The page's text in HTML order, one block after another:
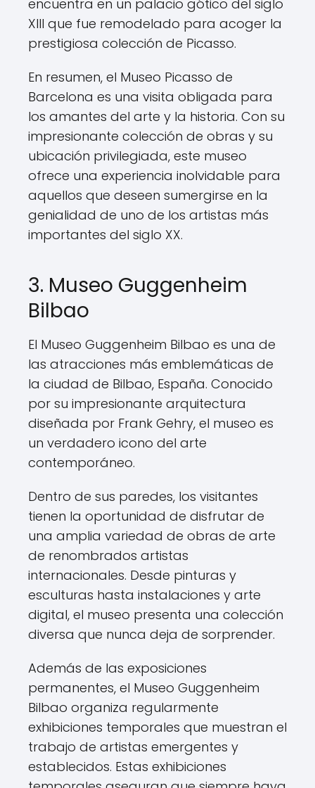
encuentra en un palacio gótico del siglo
XIII que fue remodelado para acoger la
prestigiosa colección de Picasso.
En resumen, el Museo Picasso de
Barcelona es una visita obligada para
los amantes del arte y la historia. Con su
impresionante colección de obras y su
ubicación privilegiada, este museo
ofrece una experiencia inolvidable para
aquellos que deseen sumergirse en la
genialidad de uno de los artistas más
importantes del siglo XX.
3. Museo Guggenheim
Bilbao
El Museo Guggenheim Bilbao es una de
las atracciones más emblemáticas de
la ciudad de Bilbao, España. Conocido
por su impresionante arquitectura
diseñada por Frank Gehry, el museo es
un verdadero icono del arte
contemporáneo.
Dentro de sus paredes, los visitantes
tienen la oportunidad de disfrutar de
una amplia variedad de obras de arte
de renombrados artistas
internacionales. Desde pinturas y
esculturas hasta instalaciones y arte
digital, el museo presenta una colección
diversa que nunca deja de sorprender.
Además de las exposiciones
permanentes, el Museo Guggenheim
Bilbao organiza regularmente
exhibiciones temporales que muestran el
trabajo de artistas emergentes y
establecidos. Estas exhibiciones